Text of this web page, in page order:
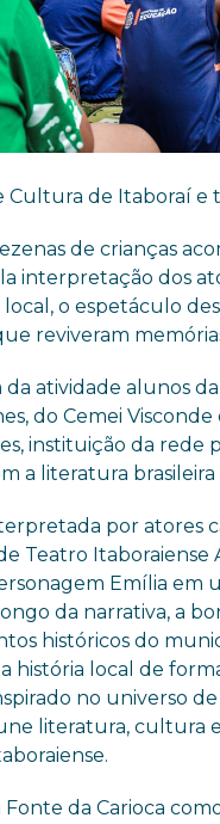
Cultura de Itaboraí e
de crianças
interpretação dos
local, o espetáculo
reviveram
da atividade alunos
do Cemei
instituição da rede
a literatura
por atores
Teatro Itaboraiense
Emília em
da narrativa, a
históricos do
história local de
no universo
literatura, cultura
Fonte da Carioca